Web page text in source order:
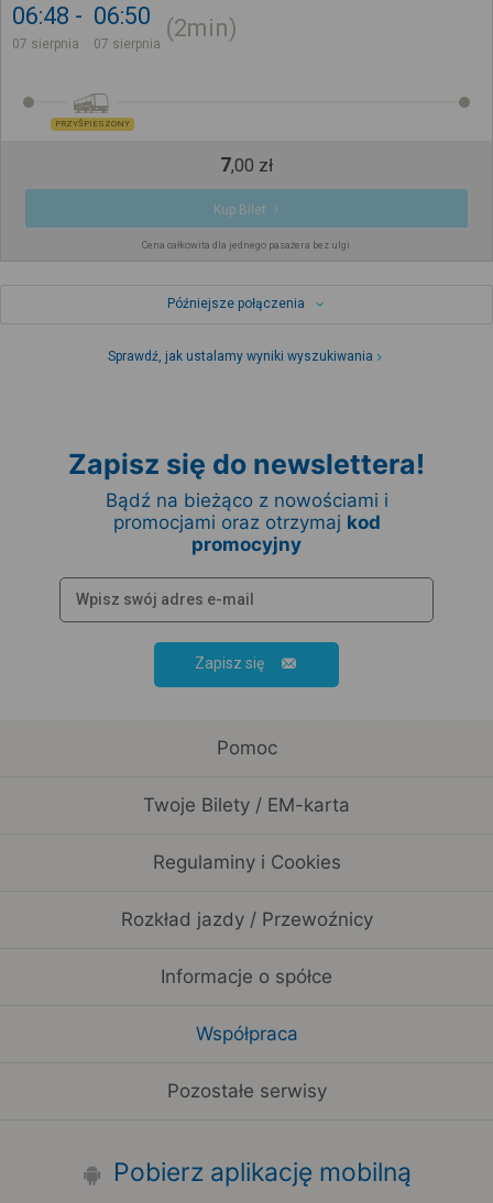
06:48
07 sierpnia
06:50
07 sierpnia
2min
PRZYŚPIESZONY
7,00 zł
Kup Bilet
Cena całkowita dla jednego pasażera bez ulgi
Późniejsze połączenia
Sprawdź, jak ustalamy wyniki wyszukiwania
Zapisz się do newslettera!
Bądź na bieżąco z nowościami i
promocjami oraz otrzymaj kod
promocyjny
Zapisz się
Pomoc
Twoje Bilety / EM-karta
Regulaminy i Cookies
Rozkład jazdy / Przewoźnicy
Informacje o spółce
Współpraca
Pozostałe serwisy
Pobierz aplikację mobilną